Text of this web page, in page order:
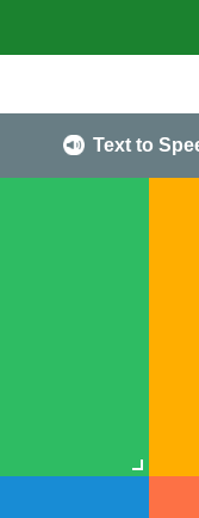
Text to